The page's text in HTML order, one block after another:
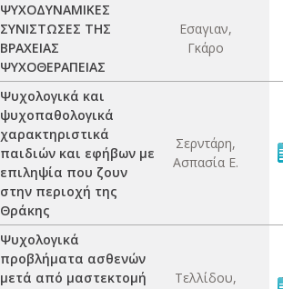
ΨΥΧΟΔΥΝΑΜΙΚΕΣ
ΣΥΝΙΣΤΩΣΕΣ ΤΗΣ
ΒΡΑΧΕΙΑΣ
ΨΥΧΟΘΕΡΑΠΕΙΑΣ
Εσαγιαν,
Γκάρο
Ψυχολογικά και
ψυχοπαθολογικά
χαρακτηριστικά
παιδιών και εφήβων με
επιληψία που ζουν
στην περιοχή της
Θράκης
Σερντάρη,
Ασπασία Ε.
Ψυχολογικά
προβλήματα ασθενών
μετά από μαστεκτομή
Τελλίδου,